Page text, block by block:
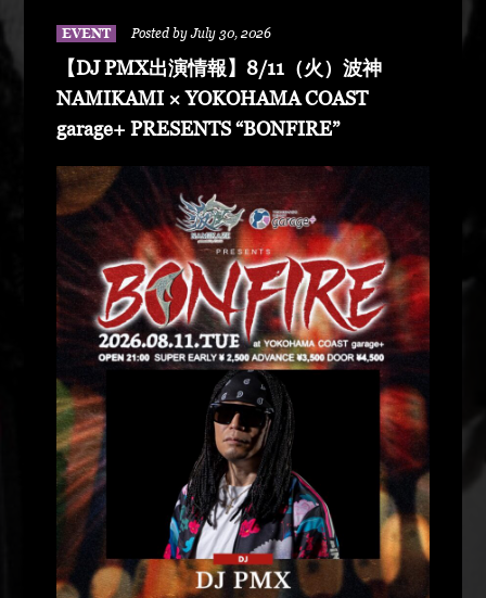
EVENT Posted by July 30, 2026
【DJ PMX出演情報】8/11（火）波神
NAMIKAMI × YOKOHAMA COAST
garage+ PRESENTS “BONFIRE”